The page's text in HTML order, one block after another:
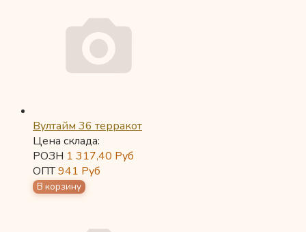
Вултайм 36 терракот
Цена склада:
РОЗН 1 317,40 Руб
ОПТ941 Руб